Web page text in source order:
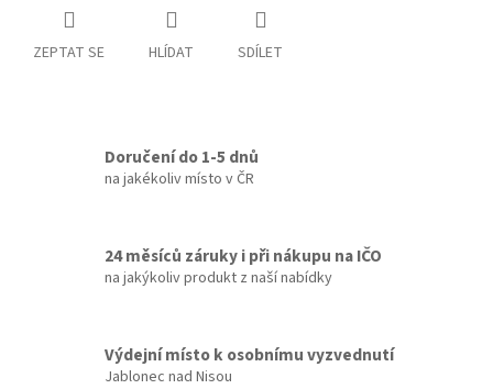
ZEPTAT SE HLÍDAT SDÍLET
Doručení do 1-5 dnů
na jakékoliv místo v ČR
24 měsíců záruky i při nákupu na IČO
na jakýkoliv produkt z naší nabídky
Výdejní místo k osobnímu vyzvednutí
Jablonec nad Nisou